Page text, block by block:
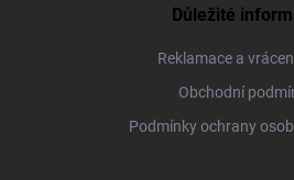
Důležité
Reklamace a
Obchodní
Podmínky ochrany